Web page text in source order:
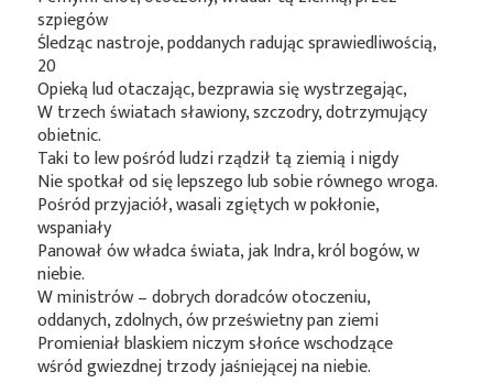
szpiegów
Śledząc nastroje, poddanych radując sprawiedliwością,
20
Opieką lud otaczając, bezprawia się wystrzegając,
W trzech światach sławiony, szczodry, dotrzymujący
obietnic.
Taki to lew pośród ludzi rządził tą ziemią i nigdy
Nie spotkał od się lepszego lub sobie równego wroga.
Pośród przyjaciół, wasali zgiętych w pokłonie,
wspaniały
Panował ów władca świata, jak Indra, król bogów, w
niebie.
W ministrów – dobrych doradców otoczeniu,
oddanych, zdolnych, ów prześwietny pan ziemi
Promieniał blaskiem niczym słońce wschodzące
wśród gwiezdnej trzody jaśniejącej na niebie.